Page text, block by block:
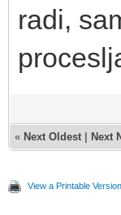
radi,
« Next Oldest Next
View a Printable Version